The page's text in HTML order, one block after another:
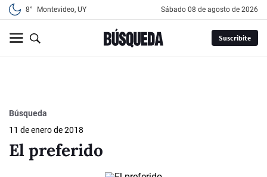
8° Montevideo, UY sábado 08 de agosto de 2026
Suscribite
Búsqueda
11 de enero de 2018
El preferido